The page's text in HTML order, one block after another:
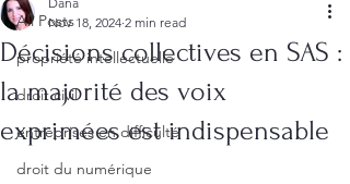
All Posts
propriété intellectuelle
droit civil
entreprises en difficulté
droit du numérique
Décisions collectives en SAS :
la majorité des voix
exprimées est indispensable
Nov 18, 2024 2 min read